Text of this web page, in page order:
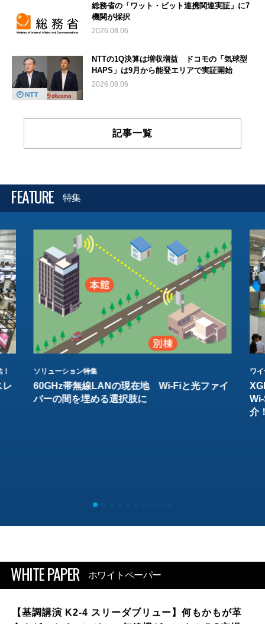
総務省の「ワット・ビット連携関連実証」に7
機関が採択
2026.08.06
NTTの1Q決算は増収増益 ドコモの「気球型
HAPS」は9月から能登エリアで実証開始
2026.08.06
記事一覧
FEATURE 特集
レ
ソリューション特集
60GHz帯無線LANの現在地 Wi-Fiと光ファイ
バーの間を埋める選択肢に
ワ
介
WHITE PAPER ホワイトペーパー
【基調講演 K2-4 スリーダブリュー】何もかもが革